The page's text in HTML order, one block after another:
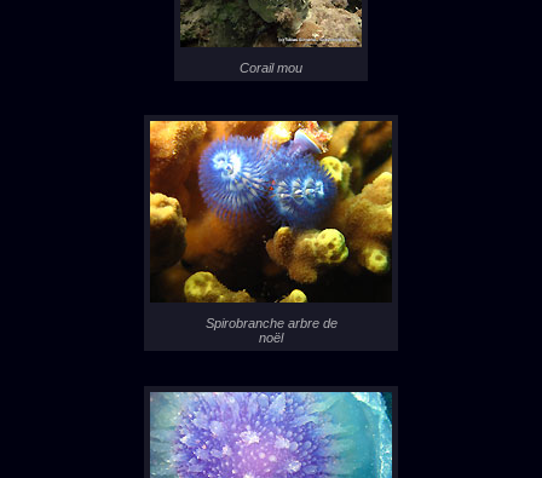
Corail mou
Spirobranche arbre de
noël